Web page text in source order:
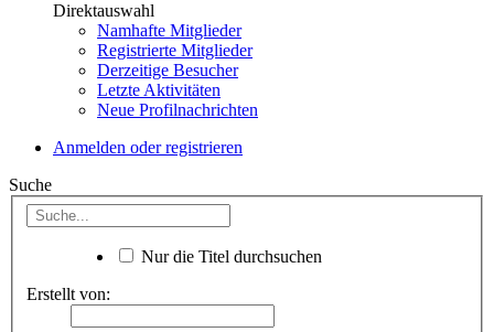
Direktauswahl
Namhafte Mitglieder
Registrierte Mitglieder
Derzeitige Besucher
Letzte Aktivitäten
Neue Profilnachrichten
Anmelden oder registrieren
Suche
Nur die Titel durchsuchen
Erstellt von: